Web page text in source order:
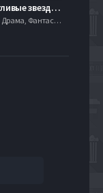
Мои счастливые звезды 2 (1985)
Мелодрамы, Драма, Фантастика